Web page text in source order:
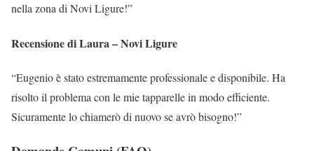
nella zona di Novi Ligure!”
Recensione di Laura – Novi Ligure
“Eugenio è stato estremamente professionale e disponibile. Ha
risolto il problema con le mie tapparelle in modo efficiente.
Sicuramente lo chiamerò di nuovo se avrò bisogno!”